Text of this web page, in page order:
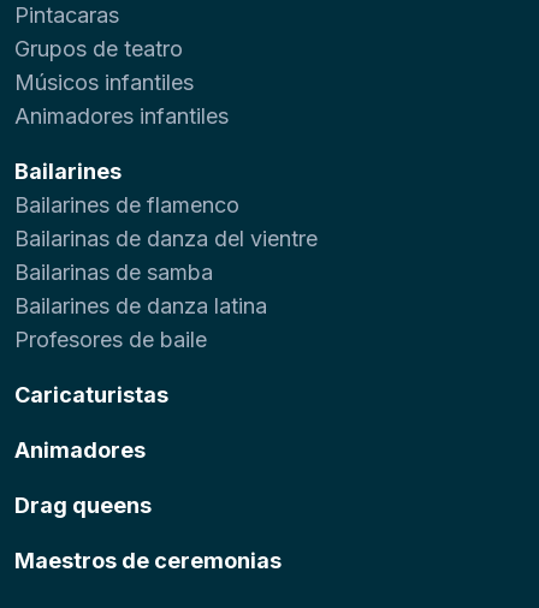
Pintacaras
Grupos de teatro
Músicos infantiles
Animadores infantiles
Bailarines
Bailarines de flamenco
Bailarinas de danza del vientre
Bailarinas de samba
Bailarines de danza latina
Profesores de baile
Caricaturistas
Animadores
Drag queens
Maestros de ceremonias